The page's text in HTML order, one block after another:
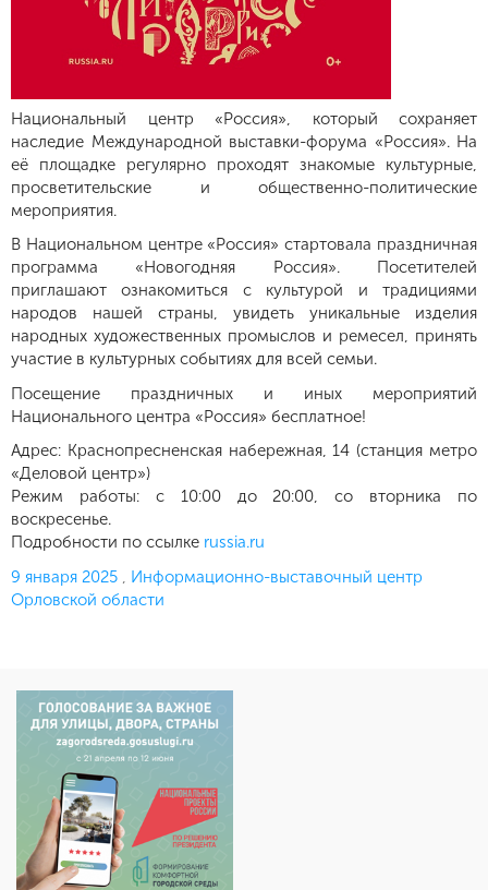
Национальный центр «Россия», который сохраняет
наследие Международной выставки-форума «Россия». На
её площадке регулярно проходят знакомые культурные,
просветительские и общественно-политические
мероприятия.
В Национальном центре «Россия» стартовала праздничная
программа «Новогодняя Россия». Посетителей
приглашают ознакомиться с культурой и традициями
народов нашей страны, увидеть уникальные изделия
народных художественных промыслов и ремесел, принять
участие в культурных событиях для всей семьи.
Посещение праздничных и иных мероприятий
Национального центра «Россия» бесплатное!
Адрес: Краснопресненская набережная, 14 (станция метро
«Деловой центр»)
Режим работы: с 10:00 до 20:00, со вторника по
воскресенье.
Подробности по ссылке russia.ru
Опубликовано
9 января 2025
Информационно-выставочный центр
Орловской области